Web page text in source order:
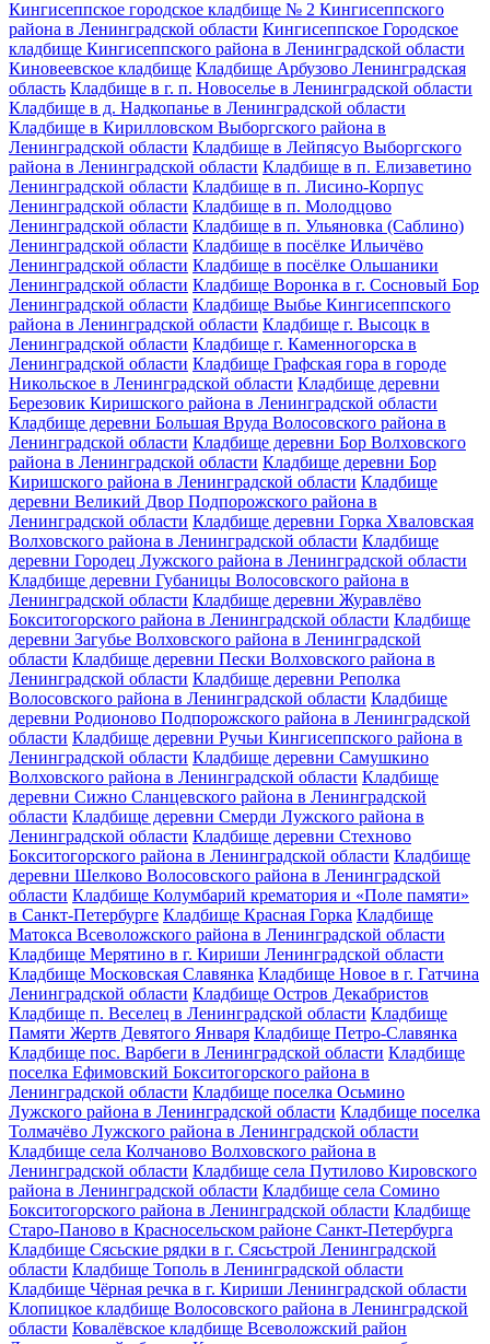
Кингисеппское городское кладбище № 2 Кингисеппского
района в Ленинградской области Кингисеппское Городское
кладбище Кингисеппского района в Ленинградской области
Киновеевское кладбище Кладбище Арбузово Ленинградская
область Кладбище в г. п. Новоселье в Ленинградской области
Кладбище в д. Надкопанье в Ленинградской области
Кладбище в Кирилловском Выборгского района в
Ленинградской области Кладбище в Лейпясуо Выборгского
района в Ленинградской области Кладбище в п. Елизаветино
Ленинградской области Кладбище в п. Лисино-Корпус
Ленинградской области Кладбище в п. Молодцово
Ленинградской области Кладбище в п. Ульяновка (Саблино)
Ленинградской области Кладбище в посёлке Ильичёво
Ленинградской области Кладбище в посёлке Ольшаники
Ленинградской области Кладбище Воронка в г. Сосновый Бор
Ленинградской области Кладбище Выбье Кингисеппского
района в Ленинградской области Кладбище г. Высоцк в
Ленинградской области Кладбище г. Каменногорска в
Ленинградской области Кладбище Графская гора в городе
Никольское в Ленинградской области Кладбище деревни
Березовик Киришского района в Ленинградской области
Кладбище деревни Большая Вруда Волосовского района в
Ленинградской области Кладбище деревни Бор Волховского
района в Ленинградской области Кладбище деревни Бор
Киришского района в Ленинградской области Кладбище
деревни Великий Двор Подпорожского района в
Ленинградской области Кладбище деревни Горка Хваловская
Волховского района в Ленинградской области Кладбище
деревни Городец Лужского района в Ленинградской области
Кладбище деревни Губаницы Волосовского района в
Ленинградской области Кладбище деревни Журавлёво
Бокситогорского района в Ленинградской области Кладбище
деревни Загубье Волховского района в Ленинградской
области Кладбище деревни Пески Волховского района в
Ленинградской области Кладбище деревни Реполка
Волосовского района в Ленинградской области Кладбище
деревни Родионово Подпорожского района в Ленинградской
области Кладбище деревни Ручьи Кингисеппского района в
Ленинградской области Кладбище деревни Самушкино
Волховского района в Ленинградской области Кладбище
деревни Сижно Сланцевского района в Ленинградской
области Кладбище деревни Смерди Лужского района в
Ленинградской области Кладбище деревни Стехново
Бокситогорского района в Ленинградской области Кладбище
деревни Шелково Волосовского района в Ленинградской
области Кладбище Колумбарий крематория и «Поле памяти»
в Санкт-Петербурге Кладбище Красная Горка Кладбище
Матокса Всеволожского района в Ленинградской области
Кладбище Мерятино в г. Кириши Ленинградской области
Кладбище Московская Славянка Кладбище Новое в г. Гатчина
Ленинградской области Кладбище Остров Декабристов
Кладбище п. Веселец в Ленинградской области Кладбище
Памяти Жертв Девятого Января Кладбище Петро-Славянка
Кладбище пос. Варбеги в Ленинградской области Кладбище
поселка Ефимовский Бокситогорского района в
Ленинградской области Кладбище поселка Осьмино
Лужского района в Ленинградской области Кладбище поселка
Толмачёво Лужского района в Ленинградской области
Кладбище села Колчаново Волховского района в
Ленинградской области Кладбище села Путилово Кировского
района в Ленинградской области Кладбище села Сомино
Бокситогорского района в Ленинградской области Кладбище
Старо-Паново в Красносельском районе Санкт-Петербурга
Кладбище Сясьские рядки в г. Сясьстрой Ленинградской
области Кладбище Тополь в Ленинградской области
Кладбище Чёрная речка в г. Кириши Ленинградской области
Клопицкое кладбище Волосовского района в Ленинградской
области Ковалёвское кладбище Всеволожский район